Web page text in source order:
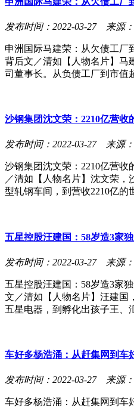
发布时间：2022-03-27 来源：
申洲国际马建荣：从欠债工厂
背后文／清如【人物名片】马
司董事长。从负债工厂到市值
沙钢集团沈文荣：2210亿营收
发布时间：2022-03-27 来源：
沙钢集团沈文荣：2210亿营收
／清如【人物名片】沈文荣
型轧钢车间，到营收2210亿的
五星控股汪建国：58岁造3家
发布时间：2022-03-27 来源：
五星控股汪建国：58岁造3家
文／清如【人物名片】汪建国
五星电器，到孵化出孩子王、
车好多杨浩涌：从赶集网到车
发布时间：2022-03-27 来源：
车好多杨浩涌：从赶集网到车